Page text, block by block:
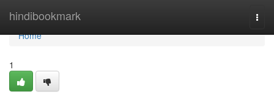
hindibookmark
Home
Home
1